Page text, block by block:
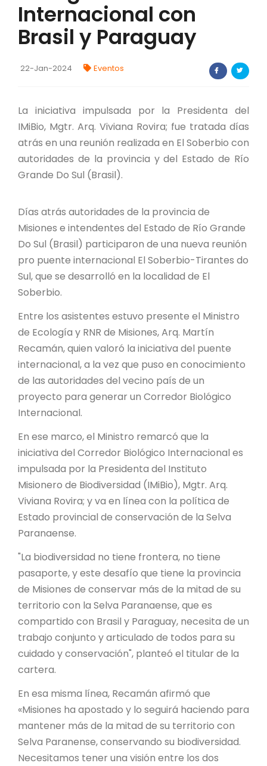
FORTALECIMIENTO DE RECURSOS
ALIMENTICIOS
BIODIVERSIDAD Y ALIMENTACIÓN
INVENTARIO DE LA BIODIVERSIDAD MISIONERA
investigadores
FORMULARIO DE REGISTRO DE
INVESTIGADORES
AUTORIZACIONES
PROGRAMAS Y PROYECTOS
PROGRAMAS
MONUMENTOS NATURALES
REPOSITORIO
CONTACTO
Internacional con
Brasil y Paraguay
22-Jan-2024 Eventos
La iniciativa impulsada por la Presidenta del
IMiBio, Mgtr. Arq. Viviana Rovira; fue tratada días
atrás en una reunión realizada en El Soberbio con
autoridades de la provincia y del Estado de Río
Grande Do Sul (Brasil).
Días atrás autoridades de la provincia de
Misiones e intendentes del Estado de Río Grande
Do Sul (Brasil) participaron de una nueva reunión
pro puente internacional El Soberbio-Tirantes do
Sul, que se desarrolló en la localidad de El
Soberbio.
Entre los asistentes estuvo presente el Ministro
de Ecología y RNR de Misiones, Arq. Martín
Recamán, quien valoró la iniciativa del puente
internacional, a la vez que puso en conocimiento
de las autoridades del vecino país de un
proyecto para generar un Corredor Biológico
Internacional.
En ese marco, el Ministro remarcó que la
iniciativa del Corredor Biológico Internacional es
impulsada por la Presidenta del Instituto
Misionero de Biodiversidad (IMiBio), Mgtr. Arq.
Viviana Rovira; y va en línea con la política de
Estado provincial de conservación de la Selva
Paranaense.
"La biodiversidad no tiene frontera, no tiene
pasaporte, y este desafío que tiene la provincia
de Misiones de conservar más de la mitad de su
territorio con la Selva Paranaense, que es
compartido con Brasil y Paraguay, necesita de un
trabajo conjunto y articulado de todos para su
cuidado y conservación", planteó el titular de la
cartera.
En esa misma línea, Recamán afirmó que
«Misiones ha apostado y lo seguirá haciendo para
mantener más de la mitad de su territorio con
Selva Paranense, conservando su biodiversidad.
Necesitamos tener una visión entre los dos